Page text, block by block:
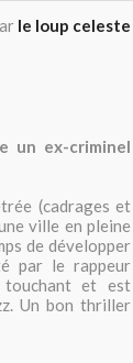
le loup celeste
un ex-criminel
(cadrages et
ville en pleine
de développer
par le rappeur
touchant et est
Un bon thriller